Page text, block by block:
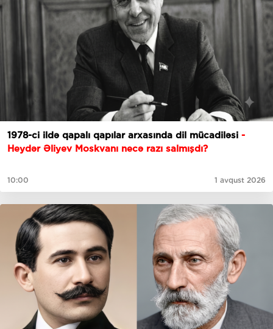
1978-ci ildə qapalı qapılar arxasında dil mücadiləsi -
Heydər Əliyev Moskvanı necə razı salmışdı?
10:00 1 avqust 2026